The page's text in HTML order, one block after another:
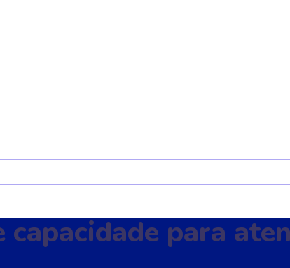
para